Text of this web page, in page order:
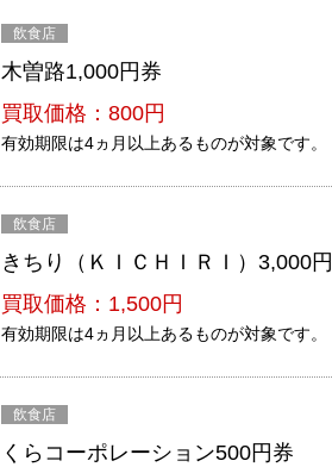
飲食店
木曽路1,000円券
買取価格：800円
有効期限は4ヵ月以上あるものが対象です。
飲食店
きちり（ＫＩＣＨＩＲＩ）3,000
買取価格：1,500円
有効期限は4ヵ月以上あるものが対象です。
飲食店
くらコーポレーション500円券